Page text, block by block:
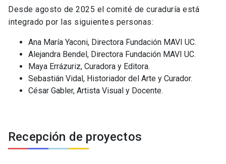
Desde agosto de 2025 el comité de curaduría está
integrado por las siguientes personas:
Ana María Yaconi, Directora Fundación MAVI UC.
Alejandra Bendel, Directora Fundación MAVI UC.
Maya Errázuriz, Curadora y Editora.
Sebastián Vidal, Historiador del Arte y Curador.
César Gabler, Artista Visual y Docente.
Recepción de proyectos